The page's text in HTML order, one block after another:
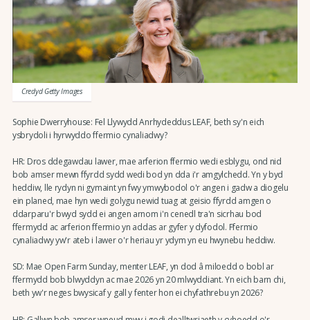
Credyd Getty Images
Sophie Dwerryhouse: Fel Llywydd Anrhydeddus LEAF, beth sy'n eich
ysbrydoli i hyrwyddo ffermio cynaliadwy?
HR: Dros ddegawdau lawer, mae arferion ffermio wedi esblygu, ond nid
bob amser mewn ffyrdd sydd wedi bod yn dda i'r amgylchedd. Yn y byd
heddiw, lle rydyn ni gymaint yn fwy ymwybodol o'r angen i gadw a diogelu
ein planed, mae hyn wedi golygu newid tuag at geisio ffyrdd amgen o
ddarparu'r bwyd sydd ei angen arnom i'n cenedl tra'n sicrhau bod
ffermydd ac arferion ffermio yn addas ar gyfer y dyfodol. Ffermio
cynaliadwy yw'r ateb i lawer o'r heriau yr ydym yn eu hwynebu heddiw.
SD: Mae Open Farm Sunday, menter LEAF, yn dod â miloedd o bobl ar
ffermydd bob blwyddyn ac mae 2026 yn 20 mlwyddiant. Yn eich barn chi,
beth yw'r neges bwysicaf y gall y fenter hon ei chyfathrebu yn 2026?